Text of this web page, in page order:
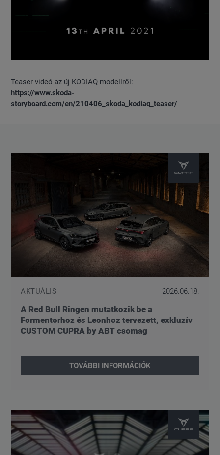
Teaser videó az új KODIAQ modellről:
https://www.skoda-
storyboard.com/en/210406_skoda_kodiaq_teaser/
AKTUÁLIS 2026.06.18.
A Red Bull Ringen mutatkozik be a
Formentorhoz és Leonhoz tervezett, exkluzív
CUSTOM CUPRA by ABT csomag
TOVÁBBI INFORMÁCIÓK